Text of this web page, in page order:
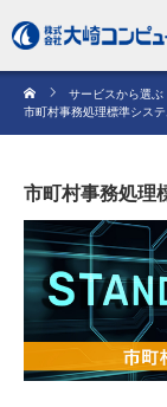
サービスから選ぶ
市町村事務処理標準シス
市町村事務処理